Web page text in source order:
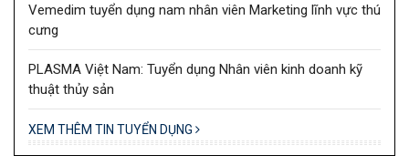
Vemedim tuyển dụng nam nhân viên Marketing lĩnh vực thú
cưng
PLASMA Việt Nam: Tuyển dụng Nhân viên kinh doanh kỹ
thuật thủy sản
XEM THÊM TIN TUYỂN DỤNG